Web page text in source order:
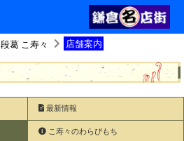
段葛 こ寿々 店舗案内
最新情報
こ寿々のわらびもち